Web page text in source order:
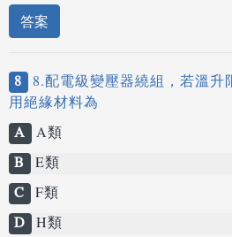
答案
8 8.配電級變壓器繞組，若溫
用絕緣材料為
A A類
B E類
C F類
D H類